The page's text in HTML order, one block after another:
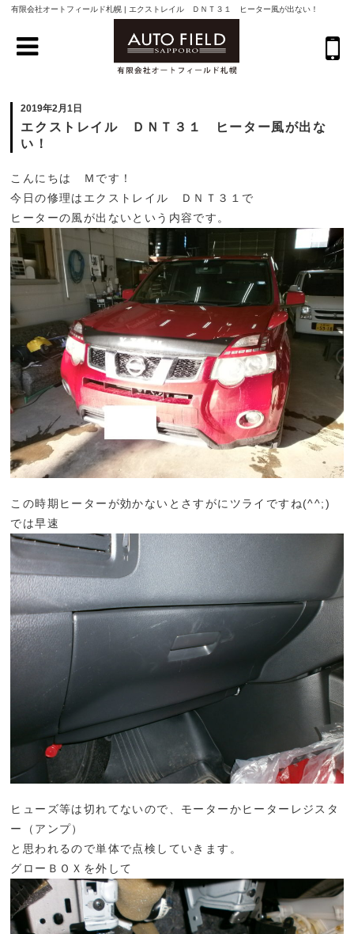
有限会社オートフィールド札幌 | エクストレイル ＤＮＴ３１ ヒーター風が出ない！
2019年2月1日
エクストレイル ＤＮＴ３１ ヒーター風が出な
い！
こんにちは Ｍです！
今日の修理はエクストレイル ＤＮＴ３１で
ヒーターの風が出ないという内容です。
この時期ヒーターが効かないとさすがにツライですね(^^;)
では早速
ヒューズ等は切れてないので、モーターかヒーターレジスタ
ー（アンプ）
と思われるので単体で点検していきます。
グローＢＯＸを外して